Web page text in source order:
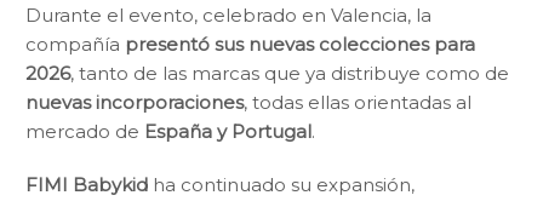
Durante el evento, celebrado en Valencia, la
compañía presentó sus nuevas colecciones para
2026, tanto de las marcas que ya distribuye como de
nuevas incorporaciones, todas ellas orientadas al
mercado de España y Portugal.
FIMI Babykid ha continuado su expansión,